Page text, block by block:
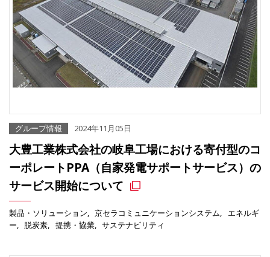
グループ情報 2024年11月05日
大豊工業株式会社の岐阜工場における寄付型のコ
ーポレートPPA（自家発電サポートサービス）の
サービス開始について
製品・ソリューション 京セラコミュニケーションシステム
エネルギ
ー
脱炭素 提携・協業 サステナビリティ